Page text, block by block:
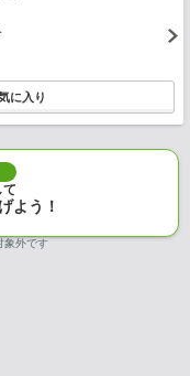
て
よう！
象外です